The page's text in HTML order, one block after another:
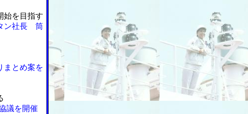
始を目指す
ン社長 筒
まとめ案を
議を開催